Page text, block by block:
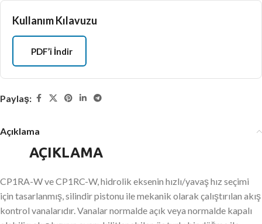
Kullanım Kılavuzu
PDF’i İndir
Paylaş:
Açıklama
AÇIKLAMA
CP1RA-W ve CP1RC-W, hidrolik eksenin hızlı/yavaş hız seçimi
için tasarlanmış, silindir pistonu ile mekanik olarak çalıştırılan akış
kontrol vanalarıdır. Vanalar normalde açık veya normalde kapalı